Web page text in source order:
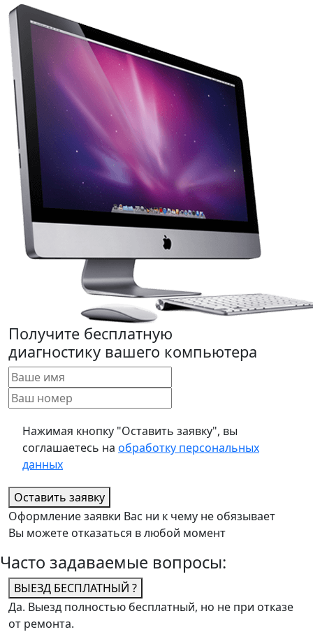
Получите бесплатную
диагностику вашего компьютера
Нажимая кнопку "Оставить заявку", вы
соглашаетесь на обработку персональных
данных
Оставить заявку
Оформление заявки Вас ни к чему не обязывает
Вы можете отказаться в любой момент
Часто задаваемые вопросы:
ВЫЕЗД БЕСПЛАТНЫЙ ?
Да. Выезд полностью бесплатный, но не при отказе
от ремонта.